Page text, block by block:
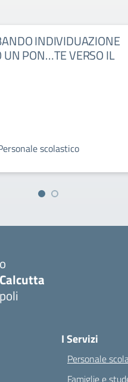
INDIVIDUAZIONE
UN PON…TE VERSO IL
scolastico
I Servizi
Personale
Famiglie e